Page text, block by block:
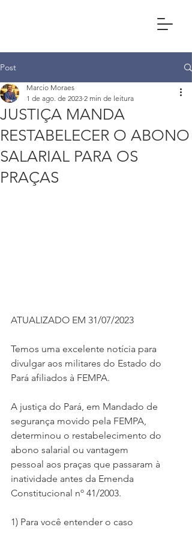
Post
JUSTIÇA MANDA
RESTABELECER O ABONO
SALARIAL PARA OS
PRAÇAS
Marcio Moraes
1 de ago. de 2023 2 min de leitura
ATUALIZADO EM 31/07/2023
Temos uma excelente notícia para
divulgar aos militares do Estado do
Pará afiliados à FEMPA.
A justiça do Pará, em Mandado de
segurança movido pela FEMPA,
determinou o restabelecimento do
abono salarial ou vantagem
pessoal aos praças que passaram à
inatividade antes da Emenda
Constitucional nº 41/2003.
1) Para você entender o caso